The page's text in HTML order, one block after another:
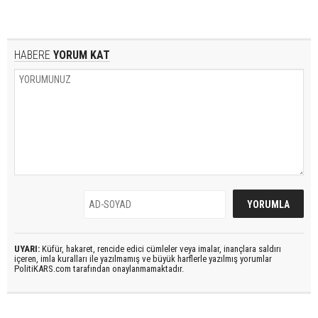
HABERE YORUM KAT
UYARI: Küfür, hakaret, rencide edici cümleler veya imalar, inançlara saldırı
içeren, imla kuralları ile yazılmamış ve büyük harflerle yazılmış yorumlar
PolitiKARS.com tarafından onaylanmamaktadır.